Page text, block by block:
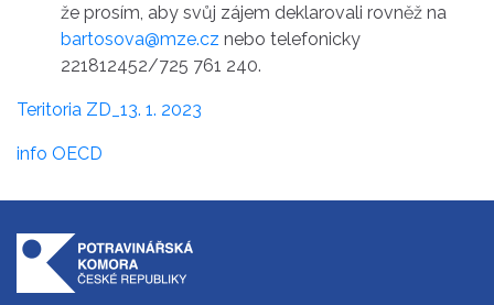
že prosím, aby svůj zájem deklarovali rovněž na
bartosova@mze.cz nebo telefonicky
221812452/725 761 240.
Teritoria ZD_13. 1. 2023
info OECD